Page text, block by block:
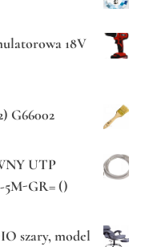
18V
G66002
UTP
GR= ()
szary, model